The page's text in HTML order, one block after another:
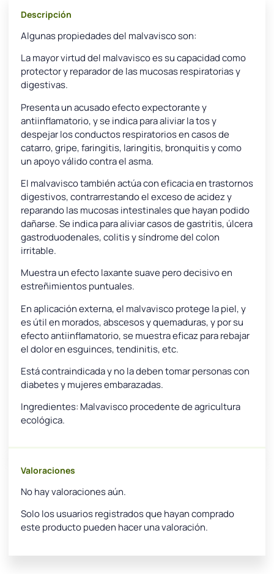
Descripción
Algunas propiedades del malvavisco son:
La mayor virtud del malvavisco es su capacidad como
protector y reparador de las mucosas respiratorias y
digestivas.
Presenta un acusado efecto expectorante y
antiinflamatorio, y se indica para aliviar la tos y
despejar los conductos respiratorios en casos de
catarro, gripe, faringitis, laringitis, bronquitis y como
un apoyo válido contra el asma.
El malvavisco también actúa con eficacia en trastornos
digestivos, contrarrestando el exceso de acidez y
reparando las mucosas intestinales que hayan podido
dañarse. Se indica para aliviar casos de gastritis, úlcera
gastroduodenales, colitis y síndrome del colon
irritable.
Muestra un efecto laxante suave pero decisivo en
estreñimientos puntuales.
En aplicación externa, el malvavisco protege la piel, y
es útil en morados, abscesos y quemaduras, y por su
efecto antiinflamatorio, se muestra eficaz para rebajar
el dolor en esguinces, tendinitis, etc.
Está contraindicada y no la deben tomar personas con
diabetes y mujeres embarazadas.
Ingredientes: Malvavisco procedente de agricultura
ecológica.
Valoraciones
No hay valoraciones aún.
Solo los usuarios registrados que hayan comprado
este producto pueden hacer una valoración.